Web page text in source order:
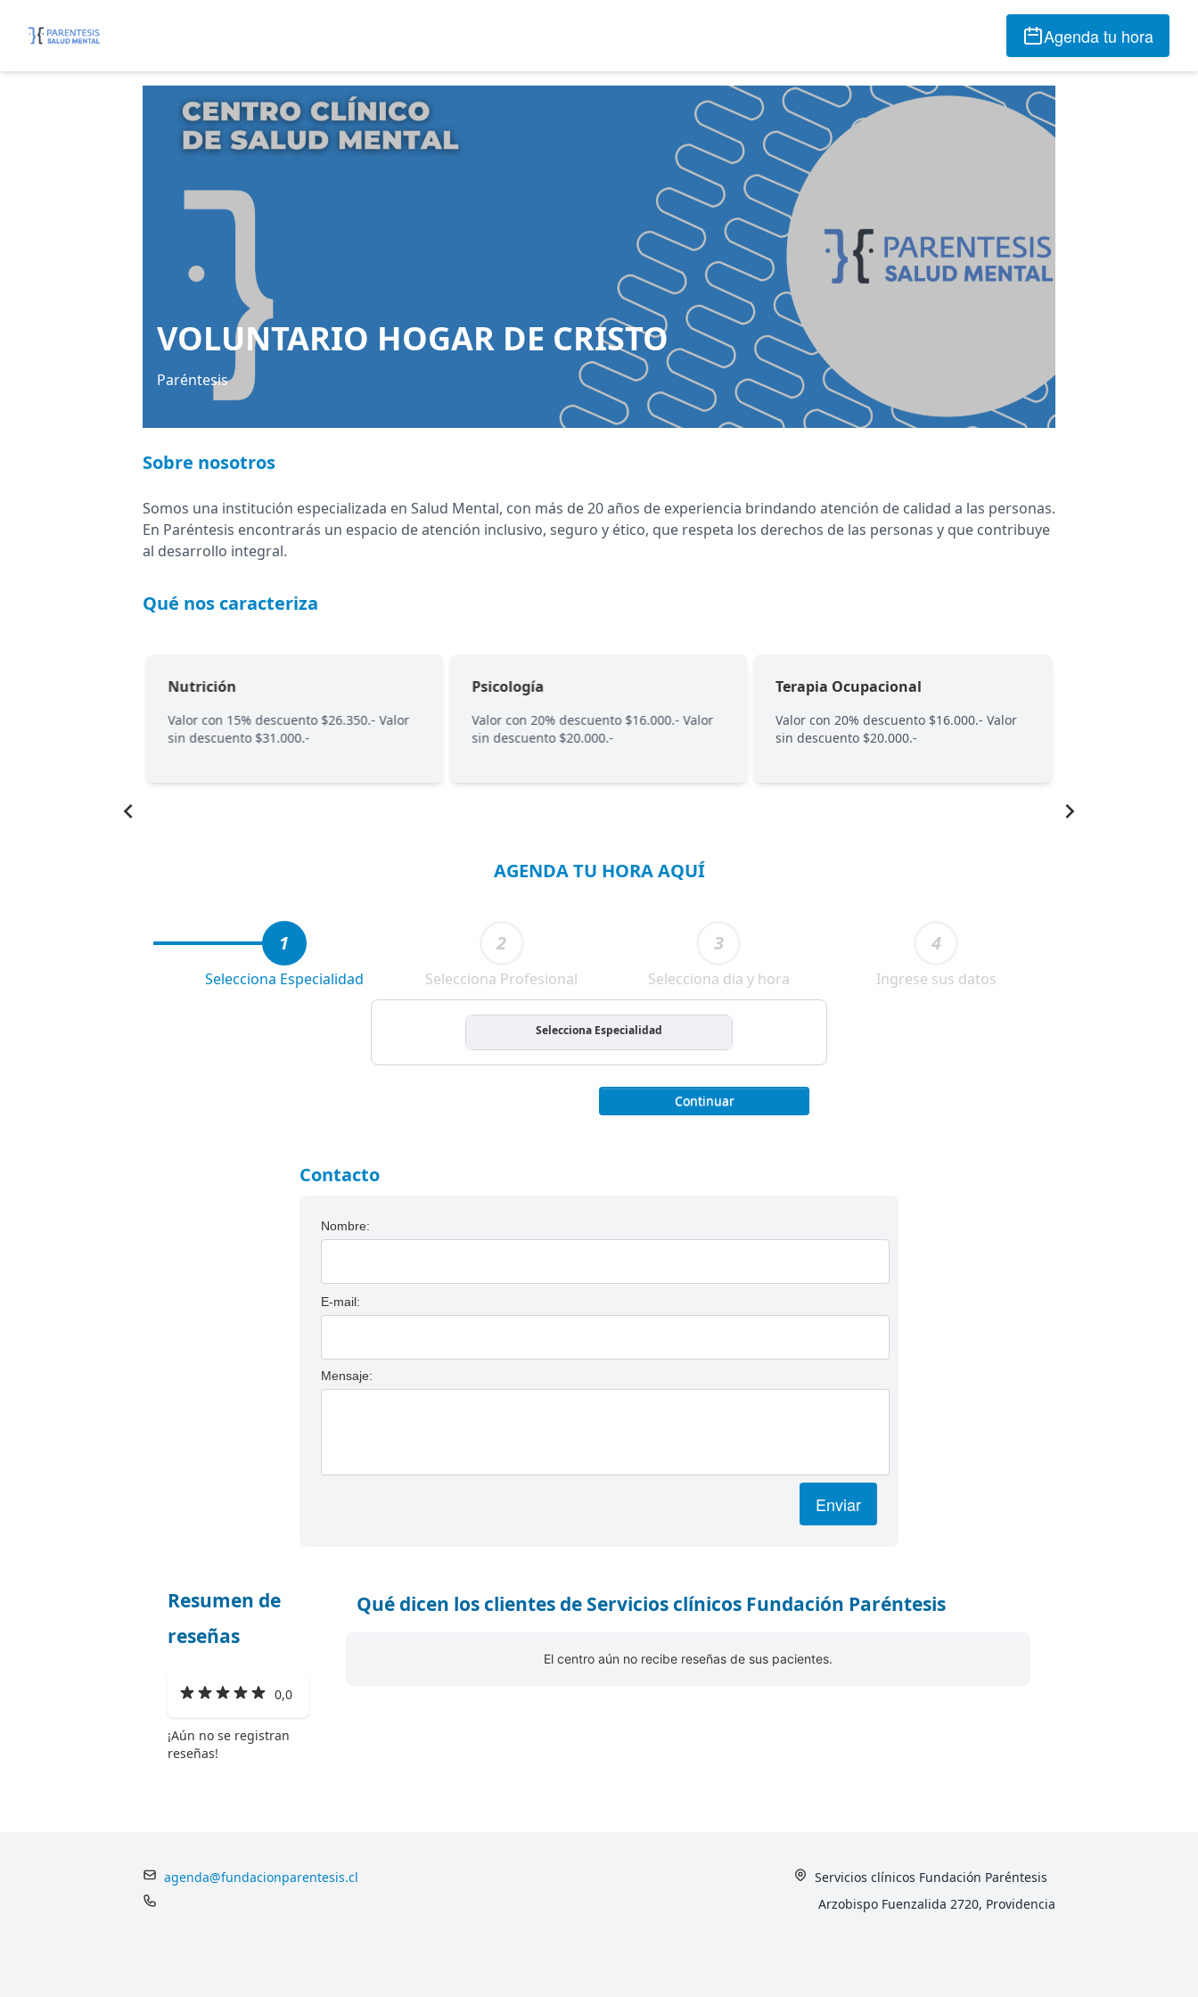
Agenda tu hora
VOLUNTARIO HOGAR DE CRISTO
Paréntesis
Sobre nosotros
Somos una institución especializada en Salud Mental, con más de 20 años de experiencia brindando atención de calidad a las personas.
En Paréntesis encontrarás un espacio de atención inclusivo, seguro y ético, que respeta los derechos de las personas y que contribuye
al desarrollo integral.
Qué nos caracteriza
Nutrición
Valor con 15% descuento $26.350.- Valor
sin descuento $31.000.-
Psicología
Valor con 20% descuento $16.000.- Valor
sin descuento $20.000.-
Terapia Ocupacional
Valor con 20% descuento $16.000.- Valor
sin descuento $20.000.-
AGENDA TU HORA AQUÍ
1
Selecciona Especialidad
2
Selecciona Profesional
3
Selecciona dia y hora
4
Ingrese sus datos
Selecciona Especialidad
Continuar
Contacto
Nombre:
E-mail:
Mensaje:
Enviar
Resumen de
reseñas
0,0
¡Aún no se registran
reseñas!
Qué dicen los clientes de Servicios clínicos Fundación Paréntesis
El centro aún no recibe reseñas de sus pacientes.
agenda@fundacionparentesis.cl
Servicios clínicos Fundación Paréntesis
Arzobispo Fuenzalida 2720, Providencia